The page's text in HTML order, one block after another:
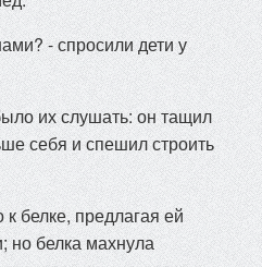
- спросили дети у
их слушать: он тащил
себя и спешил строить
белке, предлагая ей
но белка махнула